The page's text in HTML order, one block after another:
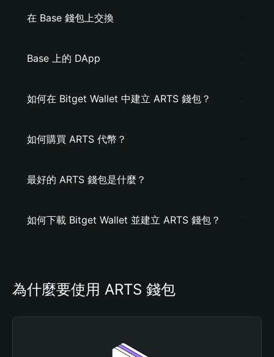
在 Base 錢包上交換
Base 上的 DApp
如何在 Bitget Wallet 中建立 ARTS 錢包？
如何購買 ARTS 代幣？
最好的 ARTS 錢包是什麼？
如何下載 Bitget Wallet 並建立 ARTS 錢包？
為什麼要使用 ARTS 錢包